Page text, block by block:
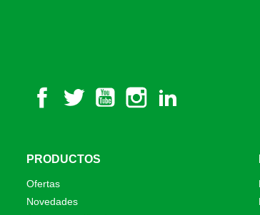
Facebook
Twitter YouTubeInstagram
PRODUCTOS
Ofertas
Novedades